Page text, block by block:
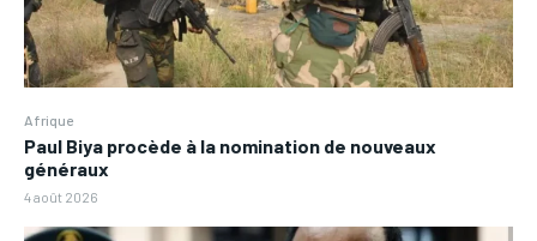
Afrique
Paul Biya procède à la nomination de nouveaux
généraux
4 août 2026